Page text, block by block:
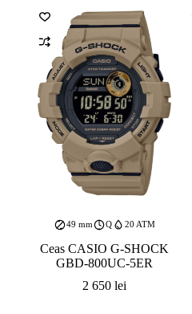
49 mm Q 20 ATM
Ceas CASIO G-SHOCK
GBD-800UC-5ER
2 650lei